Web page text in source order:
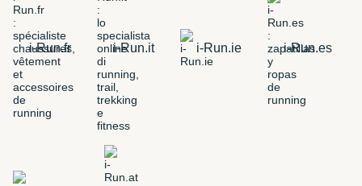
i-Run.fr i-Run.it i-Run.ie i-Run.es